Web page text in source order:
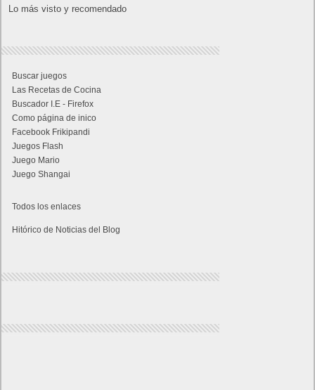
Lo más visto y recomendado
Buscar juegos
Las Recetas de Cocina
Buscador I.E - Firefox
Como página de inico
Facebook Frikipandi
Juegos Flash
Juego Mario
Juego Shangai
Todos los enlaces
Hitórico de Noticias del Blog